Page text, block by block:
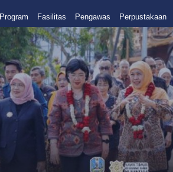
Program Fasilitas Pengawas Perpustakaan